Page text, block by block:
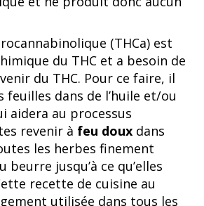
(THCa) est
du THC et a besoin de
du THC. Pour ce faire, il
dans de l’huile et/ou
aidera au processus
revenir à feu doux dans
les herbes finement
jusqu’à ce qu’elles
recette de cuisine au
utilisée dans tous les